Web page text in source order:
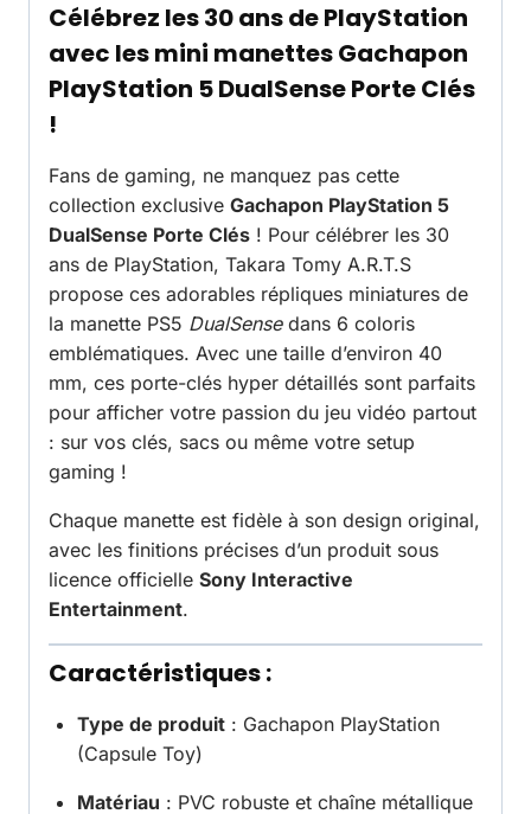
Célébrez les 30 ans de PlayStation
avec les mini manettes Gachapon
PlayStation 5 DualSense Porte Clés
!
Fans de gaming, ne manquez pas cette
collection exclusive Gachapon PlayStation 5
DualSense Porte Clés ! Pour célébrer les 30
ans de PlayStation, Takara Tomy A.R.T.S
propose ces adorables répliques miniatures de
la manette PS5 DualSensedans 6 coloris
emblématiques. Avec une taille d’environ 40
mm, ces porte-clés hyper détaillés sont parfaits
pour afficher votre passion du jeu vidéo partout
: sur vos clés, sacs ou même votre setup
gaming !
Chaque manette est fidèle à son design original,
avec les finitions précises d’un produit sous
licence officielle Sony Interactive
Entertainment.
Caractéristiques :
Type de produit : Gachapon PlayStation
(Capsule Toy)
Matériau : PVC robuste et chaîne métallique